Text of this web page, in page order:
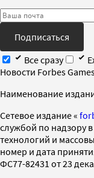
Подписаться
Все сразу
Новости Forbes
Наименование
Cетевое издание «
службой по надзору
технологий и
номер и дата
ФС77-82431 от 23